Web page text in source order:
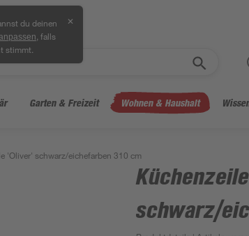
du deinen
, falls
stimmt.
✕
Garten & Freizeit Wohnen & Haushalt
'Oliver' schwarz/eichefarben 310 cm
schwarz/